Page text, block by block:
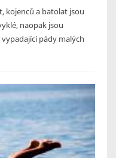
kojenců a batolat jsou
naopak jsou
pády malých